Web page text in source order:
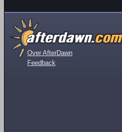
Over AfterDawn
Feedback